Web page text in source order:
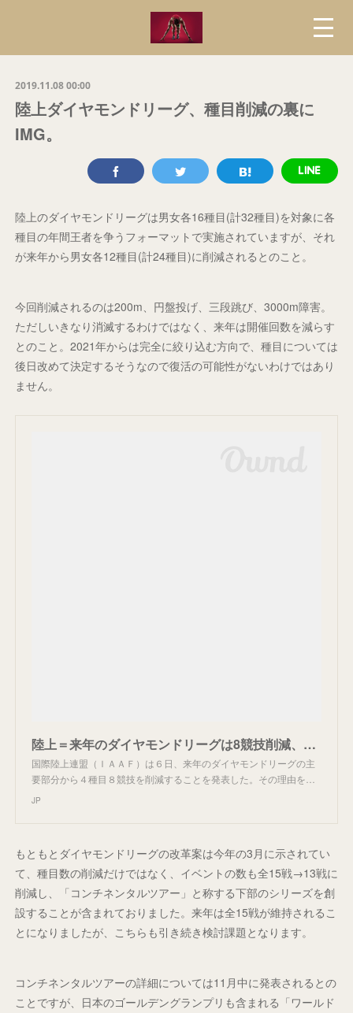
2019.11.08 00:00
陸上ダイヤモンドリーグ、種目削減の裏に
IMG。
陸上のダイヤモンドリーグは男女各16種目(計32種目)を対象に各
種目の年間王者を争うフォーマットで実施されていますが、それ
が来年から男女各12種目(計24種目)に削減されるとのこと。
今回削減されるのは200m、円盤投げ、三段跳び、3000m障害。
ただしいきなり消滅するわけではなく、来年は開催回数を減らす
とのこと。2021年からは完全に絞り込む方向で、種目については
後日改めて決定するそうなので復活の可能性がないわけではあり
ません。
陸上＝来年のダイヤモンドリーグは8競技削減、放送時間との兼ね合い
国際陸上連盟（ＩＡＡＦ）は６日、来年のダイヤモンドリーグの主
要部分から４種目８競技を削減することを発表した。その理由を…
JP
もともとダイヤモンドリーグの改革案は今年の3月に示されてい
て、種目数の削減だけではなく、イベントの数も全15戦→13戦に
削減し、「コンチネンタルツアー」と称する下部のシリーズを創
設することが含まれておりました。来年は全15戦が維持されるこ
とになりましたが、こちらも引き続き検討課題となります。
コンチネンタルツアーの詳細については11月中に発表されるとの
ことですが、日本のゴールデングランプリも含まれる「ワールド